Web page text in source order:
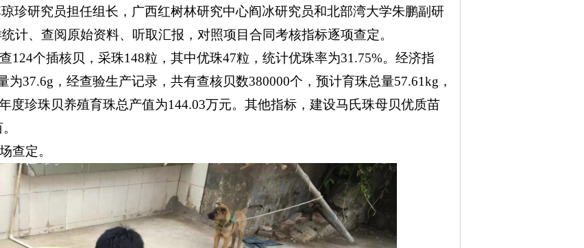
珍研究员担任组长，广西红树林研究中心阎冰研究员和北部湾大学朱鹏副研
计、查阅原始资料、听取汇报 ， 对照项目合同考核指标逐项查定。
124个插核贝，采珠148粒，其中优珠47粒，统计优珠率为31.75%。经济指
37.6g，经查验生产记录，共有查核贝数380000个，预计育珠总量57.61kg，
度珍珠贝养殖育珠总产值为144.03万元。其他指标，建设马氏珠母贝优质苗
查定。